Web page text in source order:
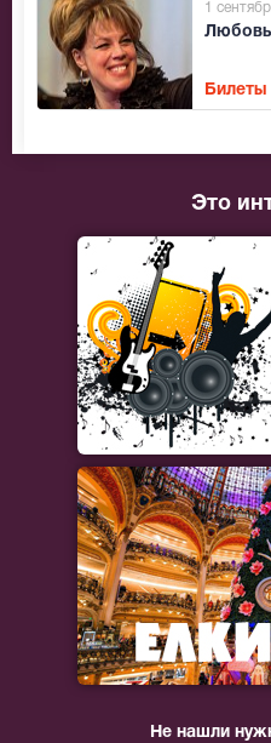
Любовь
1
Билеты
Это
Не нашли